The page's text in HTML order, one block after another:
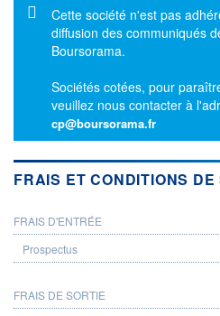
Message d'information
Cette société n'est pas
diffusion des communiqués
Boursorama.
Sociétés cotées, pour
veuillez nous contacter à
cp@boursorama.fr
FRAIS ET CONDITIONS
PROSPECTUS
FRAIS D'ENTRÉE
FRAIS DE SORTIE